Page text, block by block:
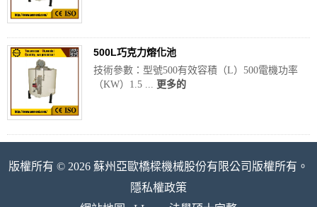
500L巧克力熔化池
技術參數：型號500有效容積（L）500電機功率
（KW）1.5 ... 更多的
版權所有 © 2026 蘇州亞歐橋樑機械股份有限公司版權所有。
隱私權政策